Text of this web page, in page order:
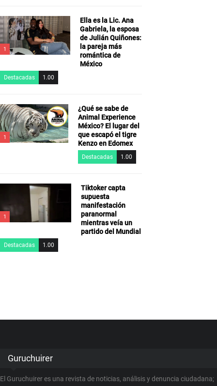
1
Ella es la Lic. Ana
Gabriela, la esposa
de Julián Quiñones:
la pareja más
romántica de
México
Destacadas 1.00
1
¿Qué se sabe de
Animal Experience
México? El lugar del
que escapó el tigre
Kenzo en Edomex
Destacadas 1.00
1
Tiktoker capta
supuesta
manifestación
paranormal
mientras veía un
partido del Mundial
Destacadas 1.00
Guruchuirer
El Guruchuirer es una revista de noticias, análisis y denuncia ciudadana;